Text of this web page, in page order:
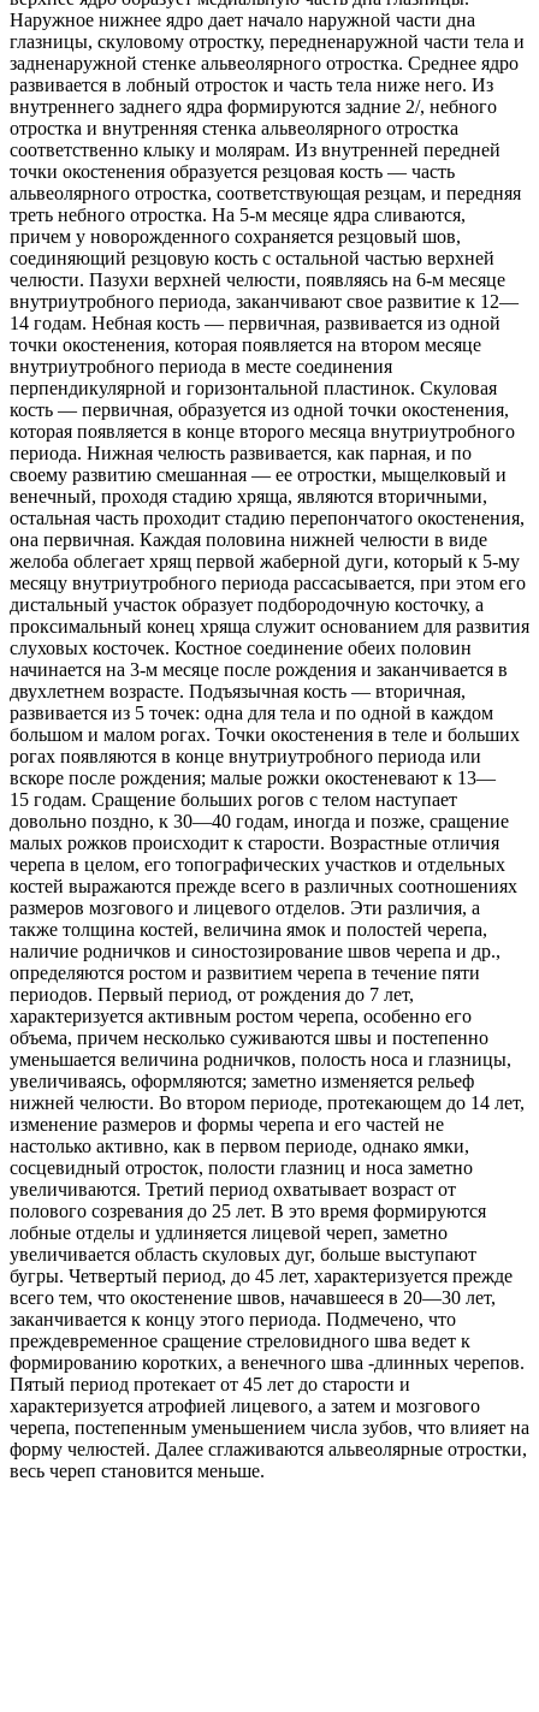
Наружное нижнее ядро дает начало наружной части дна
глазницы, скуловому отростку, передненаружной части тела и
задненаружной стенке альвеолярного отростка. Среднее ядро
развивается в лобный отросток и часть тела ниже него. Из
внутреннего заднего ядра формируются задние 2/, небного
отростка и внутренняя стенка альвеолярного отростка
соответственно клыку и молярам. Из внутренней передней
точки окостенения образуется резцовая кость — часть
альвеолярного отростка, соответствующая резцам, и передняя
треть небного отростка. На 5-м месяце ядра сливаются,
причем у новорожденного сохраняется резцовый шов,
соединяющий резцовую кость с остальной частью верхней
челюсти. Пазухи верхней челюсти, появляясь на 6-м месяце
внутриутробного периода, заканчивают свое развитие к 12—
14 годам. Небная кость — первичная, развивается из одной
точки окостенения, которая появляется на втором месяце
внутриутробного периода в месте соединения
перпендикулярной и горизонтальной пластинок. Скуловая
кость — первичная, образуется из одной точки окостенения,
которая появляется в конце второго месяца внутриутробного
периода. Нижная челюсть развивается, как парная, и по
своему развитию смешанная — ее отростки, мыщелковый и
венечный, проходя стадию хряща, являются вторичными,
остальная часть проходит стадию перепончатого окостенения,
она первичная. Каждая половина нижней челюсти в виде
желоба облегает хрящ первой жаберной дуги, который к 5-му
месяцу внутриутробного периода рассасывается, при этом его
дистальный участок образует подбородочную косточку, а
проксимальный конец хряща служит основанием для развития
слуховых косточек. Костное соединение обеих половин
начинается на 3-м месяце после рождения и заканчивается в
двухлетнем возрасте. Подъязычная кость — вторичная,
развивается из 5 точек: одна для тела и по одной в каждом
большом и малом рогах. Точки окостенения в теле и больших
рогах появляются в конце внутриутробного периода или
вскоре после рождения; малые рожки окостеневают к 13—
15 годам. Сращение больших рогов с телом наступает
довольно поздно, к 30—40 годам, иногда и позже, сращение
малых рожков происходит к старости. Возрастные отличия
черепа в целом, его топографических участков и отдельных
костей выражаются прежде всего в различных соотношениях
размеров мозгового и лицевого отделов. Эти различия, а
также толщина костей, величина ямок и полостей черепа,
наличие родничков и синостозирование швов черепа и др.,
определяются ростом и развитием черепа в течение пяти
периодов. Первый период, от рождения до 7 лет,
характеризуется активным ростом черепа, особенно его
объема, причем несколько суживаются швы и постепенно
уменьшается величина родничков, полость носа и глазницы,
увеличиваясь, оформляются; заметно изменяется рельеф
нижней челюсти. Во втором периоде, протекающем до 14 лет,
изменение размеров и формы черепа и его частей не
настолько активно, как в первом периоде, однако ямки,
сосцевидный отросток, полости глазниц и носа заметно
увеличиваются. Третий период охватывает возраст от
полового созревания до 25 лет. В это время формируются
лобные отделы и удлиняется лицевой череп, заметно
увеличивается область скуловых дуг, больше выступают
бугры. Четвертый период, до 45 лет, характеризуется прежде
всего тем, что окостенение швов, начавшееся в 20—30 лет,
заканчивается к концу этого периода. Подмечено, что
преждевременное сращение стреловидного шва ведет к
формированию коротких, а венечного шва -длинных черепов.
Пятый период протекает от 45 лет до старости и
характеризуется атрофией лицевого, а затем и мозгового
черепа, постепенным уменьшением числа зубов, что влияет на
форму челюстей. Далее сглаживаются альвеолярные отростки,
весь череп становится меньше.